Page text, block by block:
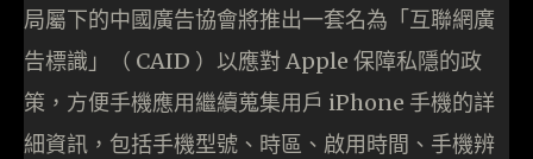
局屬下的中國廣告協會將推出一套名為「互聯網廣
告標識」（ CAID ）以應對 Apple 保障私隱的政
策，方便手機應用繼續蒐集用戶 iPhone 手機的詳
細資訊，包括手機型號、時區、啟用時間、手機辨